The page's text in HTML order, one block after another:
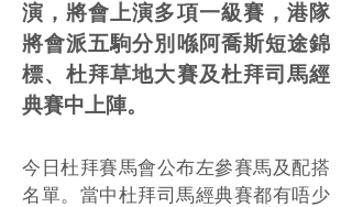
演，將會上演多項一級賽，港隊
將會派五駒分別喺阿喬斯短途錦
標、杜拜草地大賽及杜拜司馬經
典賽中上陣。
今日杜拜賽馬會公布左參賽馬及配搭
名單。當中杜拜司馬經典賽都有唔少